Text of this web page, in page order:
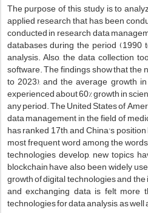
The purpose of this study is to
applied research that has been
conducted in research data
databases during the period (1990
analysis. Also, the data collection
software. The findings show that the
to 2023), and the average growth
experienced about 60% growth in
any period. The United States of
data management in the field of
has ranked 17th, and China's
most frequent word among the
technologies develop, new topics
blockchain have also been widely
growth of digital technologies and
and exchanging data is felt more
technologies for data analysis, as